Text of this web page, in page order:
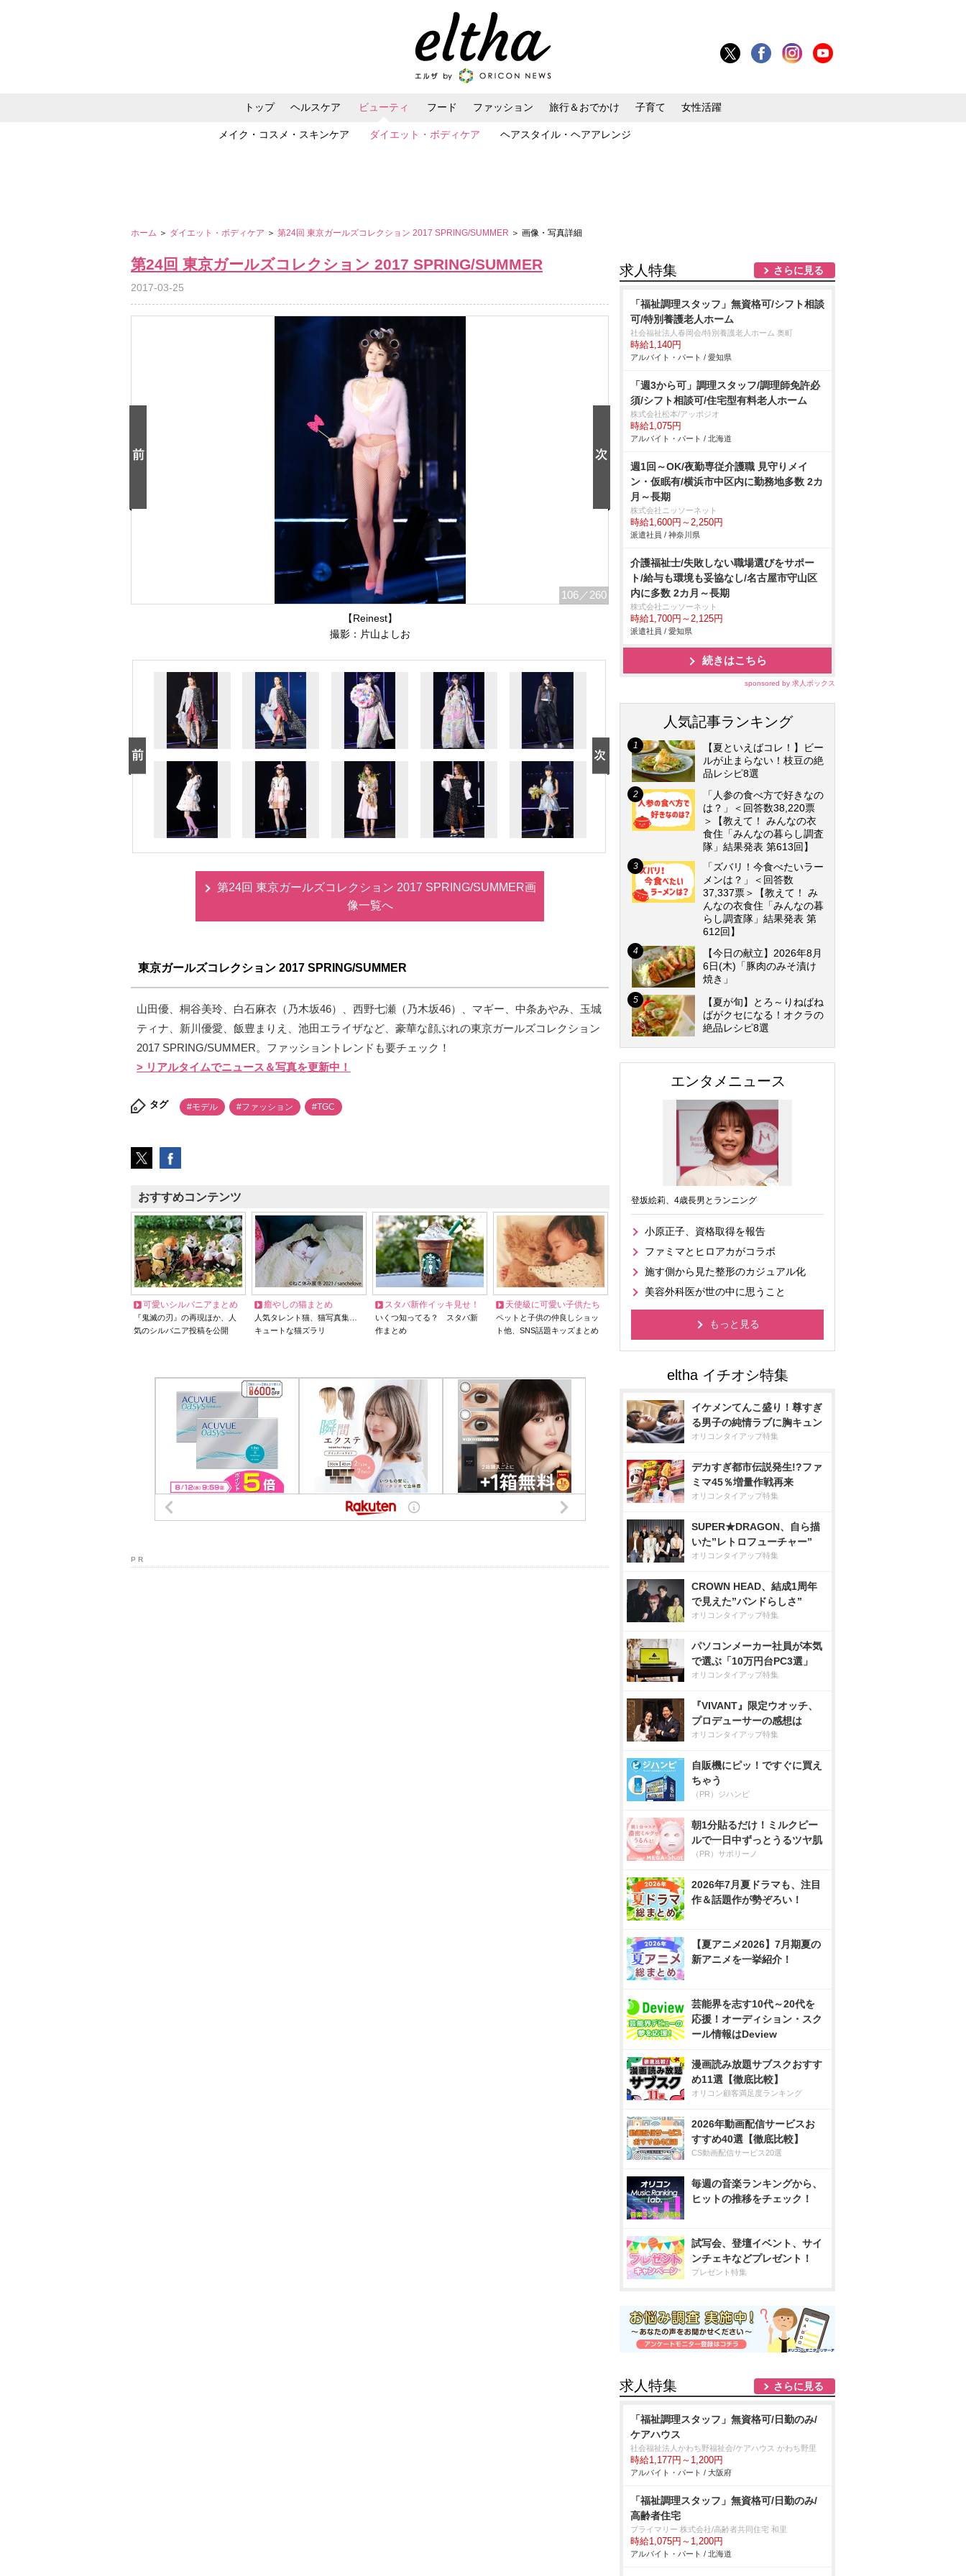
トップ ヘルスケア ビューティ
メイク・コスメ・スキンケア ダイエット・ボディケア ヘアスタイル・ヘアアレンジ
フード ファッション 旅行＆おでかけ 子育て 女性活躍
ホーム ＞ ダイエット・ボディケア ＞ 第24回 東京ガールズコレクション 2017 SPRING/SUMMER ＞ 画像・写真詳細
第24回 東京ガールズコレクション 2017 SPRING/SUMMER
2017-03-25
106 ／260
【Reinest】
撮影：片山よしお
第24回 東京ガールズコレクション 2017 SPRING/SUMMER画
像一覧へ
東京ガールズコレクション 2017 SPRING/SUMMER
山田優、桐谷美玲、白石麻衣（乃木坂46）、西野七瀬（乃木坂46）、マギー、中条あやみ、玉城
ティナ、新川優愛、飯豊まりえ、池田エライザなど、豪華な顔ぶれの東京ガールズコレクション
2017 SPRING/SUMMER。ファッショントレンドも要チェック！
> リアルタイムでニュース＆写真を更新中！
タグ #モデル #ファッション #TGC
おすすめコンテンツ
可愛いシルバニアまとめ
『鬼滅の刃』の再現ほか、人
気のシルバニア投稿を公開
癒やしの猫まとめ
人気タレント猫、猫写真集…
キュートな猫ズラリ
スタバ新作イッキ見せ！
いくつ知ってる？ スタバ新
作まとめ
天使級に可愛い子供たち
ペットと子供の仲良しショッ
ト他、SNS話題キッズまとめ
P R
求人特集 さらに見る
「福祉調理スタッフ」無資格可/シフト相談
可/特別養護老人ホーム
社会福祉法人春岡会/特別養護老人ホーム 奥町
時給1,140円
アルバイト・パート / 愛知県
「週3から可」調理スタッフ/調理師免許必
須/シフト相談可/住宅型有料老人ホーム
株式会社松本/アッポジオ
時給1,075円
アルバイト・パート / 北海道
週1回～OK/夜勤専従介護職 見守りメイ
ン・仮眠有/横浜市中区内に勤務地多数 2カ
月～長期
株式会社ニッソーネット
時給1,600円～2,250円
派遣社員 / 神奈川県
介護福祉士/失敗しない職場選びをサポー
ト/給与も環境も妥協なし/名古屋市守山区
内に多数 2カ月～長期
株式会社ニッソーネット
時給1,700円～2,125円
派遣社員 / 愛知県
続きはこちら
sponsored by 求人ボックス
人気記事ランキング
【夏といえばコレ！】ビー
ルが止まらない！枝豆の絶
品レシピ8選
「人参の食べ方で好きなの
は？」＜回答数38,220票
＞【教えて！ みんなの衣
食住「みんなの暮らし調査
隊」結果発表 第613回】
「ズバリ！今食べたいラー
メンは？」＜回答数
37,337票＞【教えて！ み
んなの衣食住「みんなの暮
らし調査隊」結果発表 第
612回】
【今日の献立】2026年8月
6日(木)「豚肉のみそ漬け
焼き」
【夏が旬】とろ～りねばね
ばがクセになる！オクラの
絶品レシピ8選
エンタメニュース
登坂絵莉、4歳長男とランニング
小原正子、資格取得を報告
ファミマとヒロアカがコラボ
施す側から見た整形のカジュアル化
美容外科医が世の中に思うこと
もっと見る
イケメンてんこ盛り！尊すぎ
る男子の純情ラブに胸キュン
オリコンタイアップ特集
デカすぎ都市伝説発生!?ファ
ミマ45％増量作戦再来
オリコンタイアップ特集
SUPER★DRAGON、自ら描
いた”レトロフューチャー”
オリコンタイアップ特集
CROWN HEAD、結成1周年
で見えた”バンドらしさ”
オリコンタイアップ特集
パソコンメーカー社員が本気
で選ぶ「10万円台PC3選」
オリコンタイアップ特集
『VIVANT』限定ウオッチ、
プロデューサーの感想は
オリコンタイアップ特集
自販機にピッ！ですぐに買え
ちゃう
（PR）ジハンピ
朝1分貼るだけ！ミルクピー
ルで一日中ずっとうるツヤ肌
（PR）サボリーノ
2026年7月夏ドラマも、注目
作＆話題作が勢ぞろい！
【夏アニメ2026】7月期夏の
新アニメを一挙紹介！
芸能界を志す10代～20代を
応援！オーディション・スク
ール情報はDeview
漫画読み放題サブスクおすす
め11選【徹底比較】
オリコン顧客満足度ランキング
2026年動画配信サービスお
すすめ40選【徹底比較】
CS動画配信サービス20選
毎週の音楽ランキングから、
ヒットの推移をチェック！
試写会、登壇イベント、サイ
ンチェキなどプレゼント！
プレゼント特集
求人特集 さらに見る
「福祉調理スタッフ」無資格可/日勤のみ/
ケアハウス
社会福祉法人かわち野福祉会/ケアハウス かわち野里
時給1,177円～1,200円
アルバイト・パート / 大阪府
「福祉調理スタッフ」無資格可/日勤のみ/
高齢者住宅
プライマリー 株式会社/高齢者共同住宅 和里
時給1,075円～1,200円
アルバイト・パート / 北海道